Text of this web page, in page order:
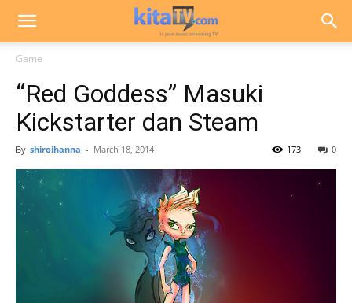
Game
“Red Goddess” Masuki
Kickstarter dan Steam
By shiroihanna - March 18, 2014 0
173